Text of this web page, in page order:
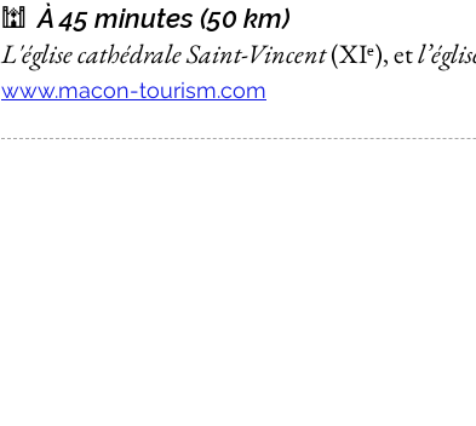
🕍 À 45 minutes (50 km)
L'église cathédrale Saint-Vincent(XIᵉ), et
www.macon-tourism.com